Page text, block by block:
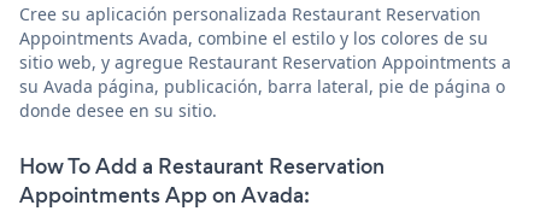
Cree su aplicación personalizada Restaurant Reservation
Appointments Avada, combine el estilo y los colores de su
sitio web, y agregue Restaurant Reservation Appointments a
su Avada página, publicación, barra lateral, pie de página o
donde desee en su sitio.
How To Add a Restaurant Reservation
Appointments App on Avada: